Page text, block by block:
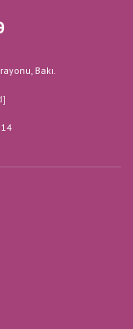
Bakı.